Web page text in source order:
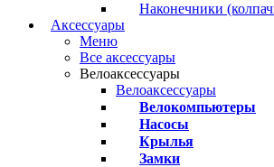
Наконечники
Аксессуары
Меню
Все аксессуары
Велоаксессуары
Велоаксессуары
Велокомпьютеры
Насосы
Крылья
Замки